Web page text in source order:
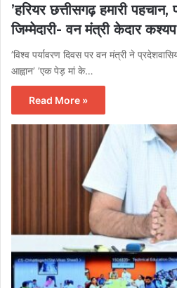
’हरियर छत्तीसगढ़ हमारी पहचान,
जिम्मेदारी- वन मंत्री केदार
’विश्व पर्यावरण दिवस पर वन मंत्री ने
आह्वान’ ’एक पेड़ मां के…
Read More »